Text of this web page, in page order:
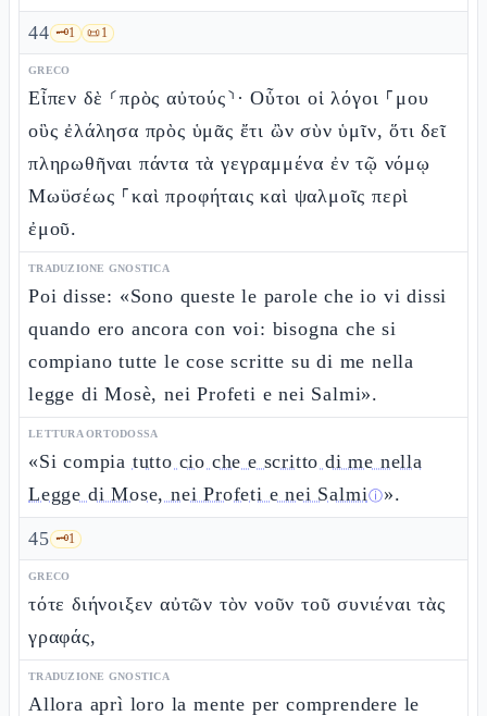
44 🗝️1 📜1
GRECO
Εἶπεν δὲ ⸂πρὸς αὐτούς⸃· Οὗτοι οἱ λόγοι ⸀μου
οὓς ἐλάλησα πρὸς ὑμᾶς ἔτι ὢν σὺν ὑμῖν, ὅτι δεῖ
πληρωθῆναι πάντα τὰ γεγραμμένα ἐν τῷ νόμῳ
Μωϋσέως ⸀καὶ προφήταις καὶ ψαλμοῖς περὶ
ἐμοῦ.
TRADUZIONE GNOSTICA
Poi disse: «Sono queste le parole che io vi dissi
quando ero ancora con voi: bisogna che si
compiano tutte le cose scritte su di me nella
legge di Mosè, nei Profeti e nei Salmi».
LETTURA ORTODOSSA
«Si compia tutto cio che e scritto di me nella
Legge di Mose, nei Profeti e nei Salmiⓘ».
45 🗝️1
GRECO
τότε διήνοιξεν αὐτῶν τὸν νοῦν τοῦ συνιέναι τὰς
γραφάς,
TRADUZIONE GNOSTICA
Allora aprì loro la mente per comprendere le